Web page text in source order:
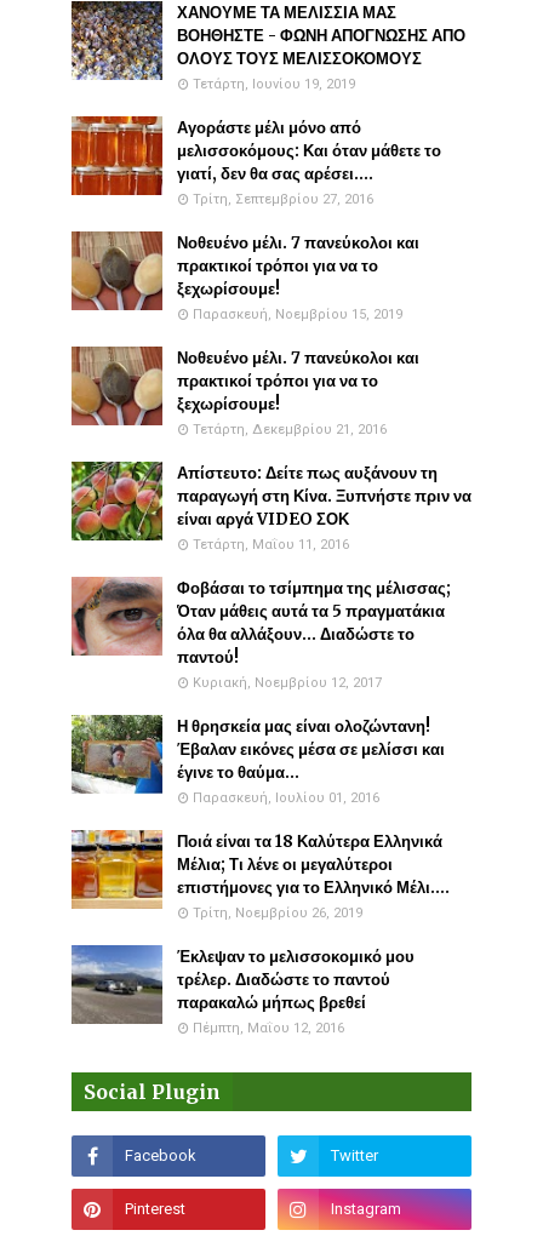
ΧΑΝΟΥΜΕ ΤΑ ΜΕΛΙΣΣΙΑ ΜΑΣ
ΒΟΗΘΗΣΤΕ - ΦΩΝΗ ΑΠΟΓΝΩΣΗΣ ΑΠΟ
ΟΛΟΥΣ ΤΟΥΣ ΜΕΛΙΣΣΟΚΟΜΟΥΣ
Τετάρτη, Ιουνίου 19, 2019
Αγοράστε μέλι μόνο από
μελισσοκόμους: Και όταν μάθετε το
γιατί, δεν θα σας αρέσει....
Τρίτη, Σεπτεμβρίου 27, 2016
Νοθευένο μέλι. 7 πανεύκολοι και
πρακτικοί τρόποι για να το
ξεχωρίσουμε!
Παρασκευή, Νοεμβρίου 15, 2019
Νοθευένο μέλι. 7 πανεύκολοι και
πρακτικοί τρόποι για να το
ξεχωρίσουμε!
Τετάρτη, Δεκεμβρίου 21, 2016
Απίστευτο: Δείτε πως αυξάνουν τη
παραγωγή στη Κίνα. Ξυπνήστε πριν να
είναι αργά VIDEO ΣΟΚ
Τετάρτη, Μαΐου 11, 2016
Φοβάσαι το τσίμπημα της μέλισσας;
Όταν μάθεις αυτά τα 5 πραγματάκια
όλα θα αλλάξουν... Διαδώστε το
παντού!
Κυριακή, Νοεμβρίου 12, 2017
Η θρησκεία μας είναι ολοζώντανη!
Έβαλαν εικόνες μέσα σε μελίσσι και
έγινε το θαύμα...
Παρασκευή, Ιουλίου 01, 2016
Ποιά είναι τα 18 Καλύτερα Ελληνικά
Μέλια; Τι λένε οι μεγαλύτεροι
επιστήμονες για το Ελληνικό Μέλι....
Τρίτη, Νοεμβρίου 26, 2019
Έκλεψαν το μελισσοκομικό μου
τρέλερ. Διαδώστε το παντού
παρακαλώ μήπως βρεθεί
Πέμπτη, Μαΐου 12, 2016
Social Plugin